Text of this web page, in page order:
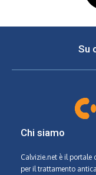
Su
Chi siamo
Calvizie.net è il portale
per il trattamento